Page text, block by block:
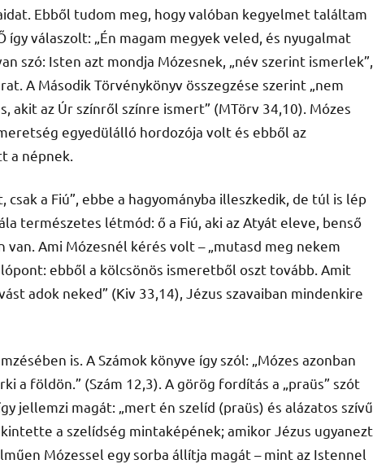
Ebből tudom meg, hogy valóban kegyelmet találtam
válaszolt: „Én magam megyek veled, és nyugalmat
szó: Isten azt mondja Mózesnek, „név szerint ismerlek”,
A Második Törvénykönyv összegzése szerint „nem
az Úr színről színre ismert” (MTörv 34,10). Mózes
egyedülálló hordozója volt és ebből az
a népnek.
a Fiú”, ebbe a hagyományba illeszkedik, de túl is lép
természetes létmód: ő a Fiú, aki az Atyát eleve, benső
Ami Mózesnél kérés volt – „mutasd meg nekem
ebből a kölcsönös ismeretből oszt tovább. Amit
adok neked” (Kiv 33,14), Jézus szavaiban mindenkire
is. A Számok könyve így szól: „Mózes azonban
a földön.” (Szám 12,3). A görög fordítás a „praüs” szót
jellemzi magát: „mert én szelíd (praüs) és alázatos szívű
a szelídség mintaképének; amikor Jézus ugyanezt
Mózessel egy sorba állítja magát – mint az Istennel